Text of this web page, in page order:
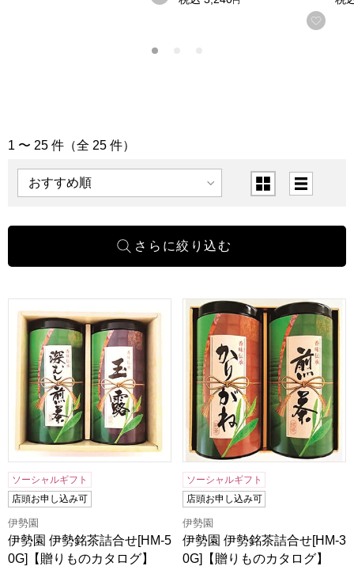
お気
「日本茶」の商品一覧
1 〜 25 件（全 25 件）
表示順 表示切替
伊勢園 伊勢銘茶詰合せ[HM-50G]【贈りものカタログ】
ソーシャルギフト
店頭お申し込み可
伊勢園
伊勢園 伊勢銘茶詰合せ[HM-5
0G]【贈りものカタログ】
伊勢園 伊勢銘茶詰合せ[HM-
ソーシャルギフト
店頭お申し込み可
伊勢園
伊勢園 伊勢銘茶詰合せ[HM-3
0G]【贈りものカタログ】